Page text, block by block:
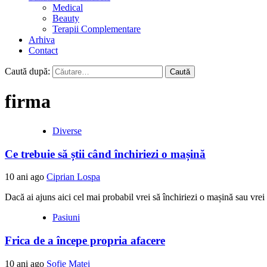
Medical
Beauty
Terapii Complementare
Arhiva
Contact
Caută după:
firma
Diverse
Ce trebuie să știi când închiriezi o mașină
10 ani ago Ciprian Lospa
Dacă ai ajuns aici cel mai probabil vrei să închiriezi o mașină sau
Pasiuni
Frica de a începe propria afacere
10 ani ago Sofie Matei